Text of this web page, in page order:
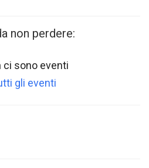
non perdere:
ci sono eventi
gli eventi